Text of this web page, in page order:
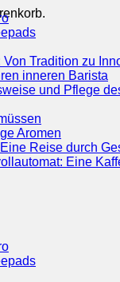
Tradition zu
inneren Barista
und Pflege
Aromen
Reise durch
Eine